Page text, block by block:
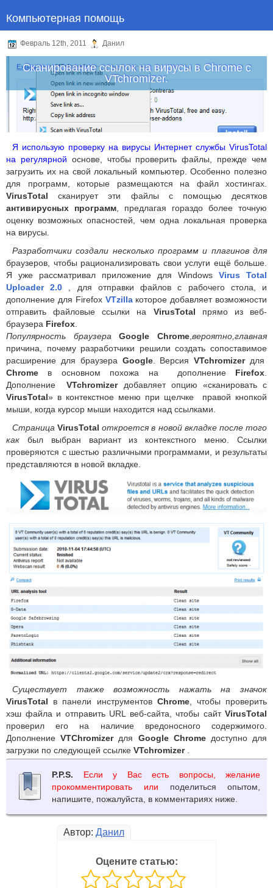
Компьютерная помощь
Февраль 12th, 2011 Данил
Сканирование ссылок на вирусы в Chrome с
VTchromizer.
Я использую проверку на вирусы Интернет службы VirusTotal
на регулярной основе, чтобы проверить файлы, прежде чем
загрузить их на свой локальный компьютер. Особенно полезно
для программ, которые размещаются на файл хостингах.
VirusTotal сканирует эти файлы с помощью десятков
антивирусных программ , предлагая гораздо более точную
оценку возможных опасностей, чем одна локальная проверка
на вирусы.
Разработчики создали несколько программ и плагинов для
браузеров, чтобы рационализировать свои услуги ещё больше.
Я уже рассматривал приложение для Windows Virus Total
Uploader 2.0
, для отправки файлов с рабочего стола, и
дополнение для Firefox VTzillaкоторое добавляет возможности
отправить файловые ссылки на VirusTotal прямо из веб-
браузера Firefox
Популярность браузера
Google Chrome ,вероятно,главная
причина, почему разработчики решили создать сопоставимое
расширение для браузера Google. ВерсияVTchromizerдля
Chrome в основном похожа на дополнение Firefox
ДополнениеVTchromizerдобавляет опцию «сканировать с
VirusTotal» в контекстное меню при щелчке правой кнопкой
мыши, когда курсор мыши находится над ссылками.
Страница VirusTotal откроется в новой вкладке после того
как был выбран вариант из контекстного меню. Ссылки
проверяются с шестью различными программами, и результаты
представляются в новой вкладке.
Существует также возможность нажать на значок
VirusTotal в панели инструментов Chrome, чтобы проверить
хэш файла и отправить URL веб-сайта, чтобы сайт VirusTotal
проверил его на наличие вредоносного содержимого.
ДополнениеVTChromizerдля Google Chromeдоступно для
загрузки по следующей ссылке VTchromizer.
P.P.S.
Если у Вас есть вопросы, желание
прокомментировать или поделиться опытом,
напишите, пожалуйста, в комментариях ниже.
Автор: Данил
Оцените статью: